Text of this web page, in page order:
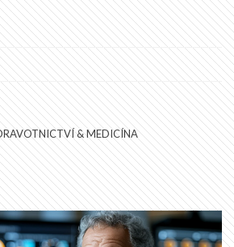
& MEDICÍNA